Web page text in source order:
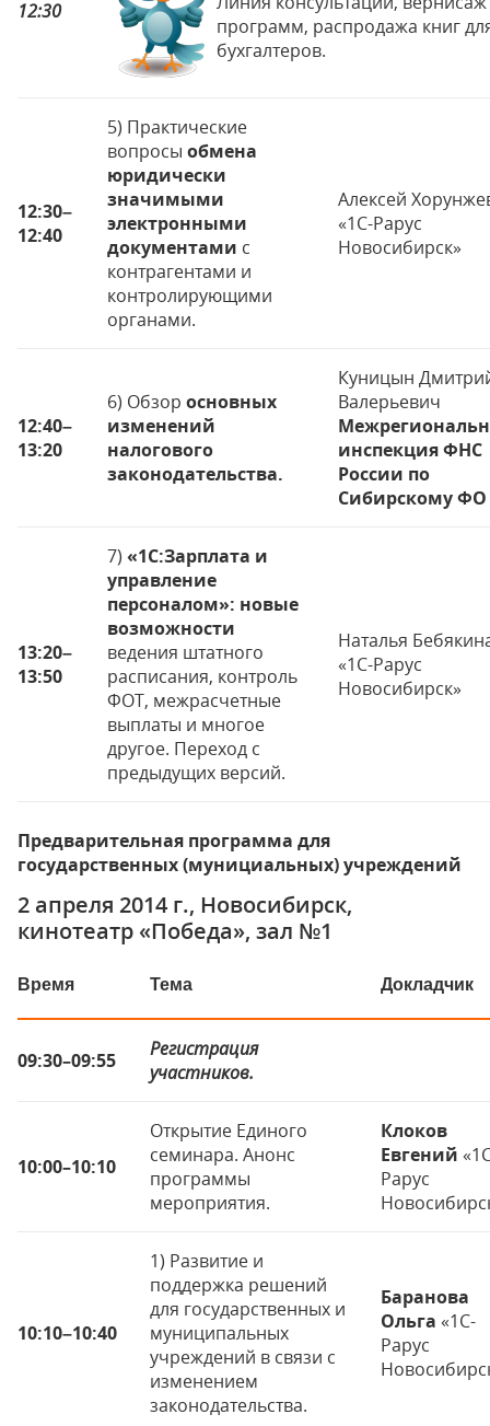
12:30
программ, распродажа книг
бухгалтеров.
12:30–
12:40
5) Практические
вопросы обмена
юридически
значимыми
электронными
документами с
контрагентами и
контролирующими
органами.
Алексей
«1С-Рарус
Новосибирск»
12:40–
13:20
6) Обзор основных
изменений
налогового
законодательства.
Куницын
Валерьевич
инспекция ФНС
России по
Сибирскому ФО
13:20–
13:50
7) «1С:Зарплата и
управление
персоналом»: новые
возможности
ведения штатного
расписания, контроль
ФОТ, межрасчетные
выплаты и многое
другое. Переход с
предыдущих версий.
Наталья
«1С-Рарус
Новосибирск»
Предварительная программа для
государственных (мунициальных) учреждений
2 апреля 2014 г., Новосибирск,
кинотеатр «Победа», зал №1
Время Тема Докладчик
09:30–09:55
Регистрация
участников.
10:00–10:10
Открытие Единого
семинара. Анонс
программы
мероприятия.
Клоков
Евгений
Рарус
10:10–10:40
1) Развитие и
поддержка решений
для государственных и
муниципальных
учреждений в связи с
изменением
законодательства.
Баранова
Ольга «1С-
Рарус